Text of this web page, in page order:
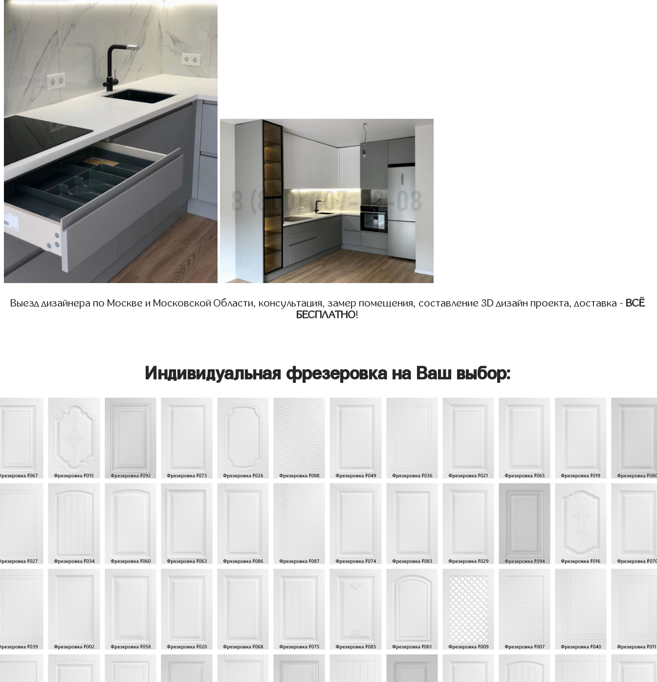
Выезд дизайнера по Москве и Московской Области, консультация, замер помещения, составление 3D дизайн проекта, доставка - ВСЁ
БЕСПЛАТНО!
Индивидуальная фрезеровка на Ваш выбор: